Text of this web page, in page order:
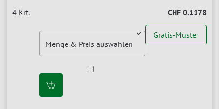
CHF 0.1178
Gratis-Muster